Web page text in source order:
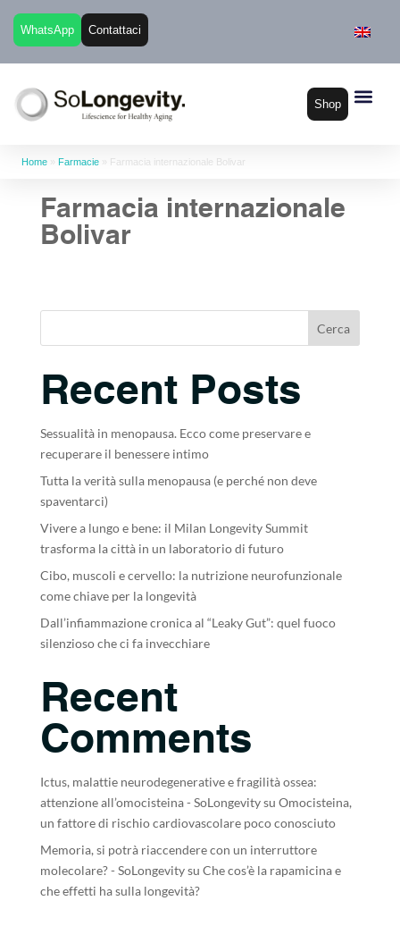
WhatsApp Contattaci
Shop
Home » Farmacie » Farmacia internazionale Bolivar
Farmacia internazionale
Bolivar
Cerca
Recent Posts
Sessualità in menopausa. Ecco come preservare e
recuperare il benessere intimo
Tutta la verità sulla menopausa (e perché non deve
spaventarci)
Vivere a lungo e bene: il Milan Longevity Summit
trasforma la città in un laboratorio di futuro
Cibo, muscoli e cervello: la nutrizione neurofunzionale
come chiave per la longevità
Dall’infiammazione cronica al “Leaky Gut”: quel fuoco
silenzioso che ci fa invecchiare
Recent
Comments
Ictus, malattie neurodegenerative e fragilità ossea:
attenzione all’omocisteina - SoLongevitysu Omocisteina,
un fattore di rischio cardiovascolare poco conosciuto
Memoria, si potrà riaccendere con un interruttore
molecolare? - SoLongevitysu Che cos’è la rapamicina e
che effetti ha sulla longevità?